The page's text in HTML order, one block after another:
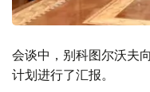
会谈中，别科图尔沃夫
计划进行了汇报。